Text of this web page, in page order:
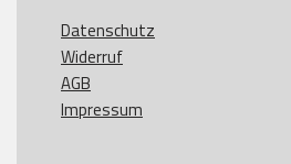
Datenschutz
Widerruf
AGB
Impressum